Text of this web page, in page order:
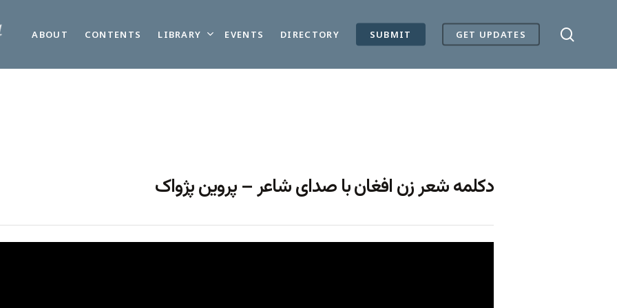
ABOUT CONTENTS LIBRARY EVENTS DIRECTORY SUBMIT GET UPDATES
دکلمه شعر زن افغان با صدای شاعر – پروین پژواک